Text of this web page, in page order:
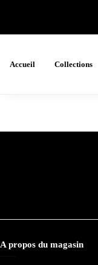
Accueil Collections
A propos du magasin